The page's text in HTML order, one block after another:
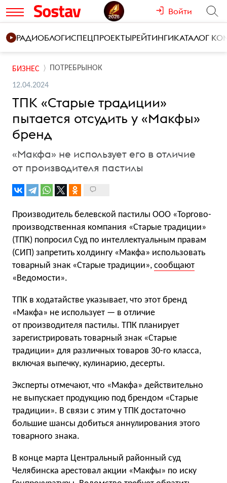
Войти
РАДИОБЛОГИСПЕЦПРОЕКТЫРЕЙТИНГИКАТАЛОГ
БИЗНЕС ПОТРЕБРЫНОК
12.04.2024
ТПК «Старые традиции»
пытается отсудить у «Макфы»
бренд
«Макфа» не использует его в отличие
от производителя пастилы
Производитель белевской пастилы ООО «Торгово-
производственная компания «Старые традиции»
(ТПК) попросил Суд по интеллектуальным правам
(СИП) запретить холдингу «Макфа» использовать
товарный знак «Старые традиции», сообщают
«Ведомости».
ТПК в ходатайстве указывает, что этот бренд
«Макфа» не использует — в отличие
от производителя пастилы. ТПК планирует
зарегистрировать товарный знак «Старые
традиции» для различных товаров 30-го класса,
включая выпечку, кулинарию, десерты.
Эксперты отмечают, что «Макфа» действительно
не выпускает продукцию под брендом «Старые
традиции». В связи с этим у ТПК достаточно
большие шансы добиться аннулирования этого
товарного знака.
В конце марта Центральный районный суд
Челябинска арестовал акции «Макфы» по иску